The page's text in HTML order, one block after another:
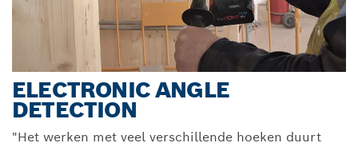
ELECTRONIC ANGLE
DETECTION
"Het werken met veel verschillende hoeken duurt